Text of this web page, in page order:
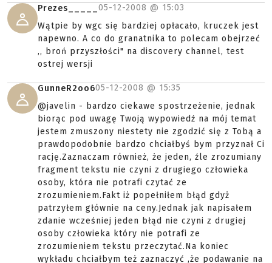
Prezes_____ 05-12-2008 @ 15:03
Wątpie by wgc się bardziej opłacało, kruczek jest
napewno. A co do granatnika to polecam obejrzeć
,, broń przyszłości" na discovery channel, test
ostrej wersji
GunneR2oo605-12-2008 @ 15:35
@javelin - bardzo ciekawe spostrzeżenie, jednak
biorąc pod uwagę Twoją wypowiedź na mój temat
jestem zmuszony niestety nie zgodzić się z Tobą a
prawdopodobnie bardzo chciałbyś bym przyznał Ci
rację.Zaznaczam również, że jeden, źle zrozumiany
fragment tekstu nie czyni z drugiego człowieka
osoby, która nie potrafi czytać ze
zrozumieniem.Fakt iż popełniłem błąd gdyż
patrzyłem głównie na ceny.Jednak jak napisałem
zdanie wcześniej jeden błąd nie czyni z drugiej
osoby człowieka który nie potrafi ze
zrozumieniem tekstu przeczytać.Na koniec
wykładu chciałbym też zaznaczyć ,że podawanie na